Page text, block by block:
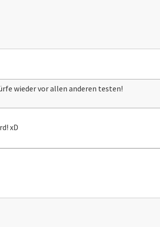
wieder vor allen anderen testen!
xD